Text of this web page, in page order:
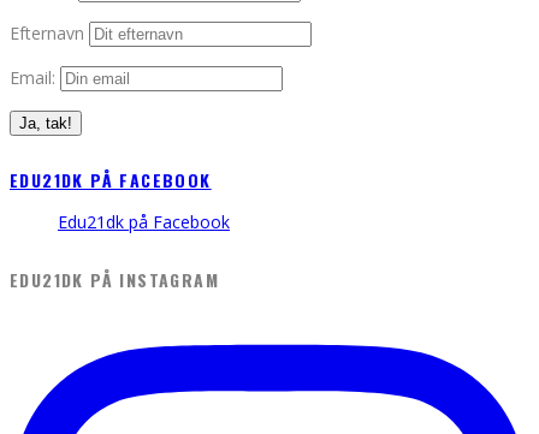
Efternavn
Email:
EDU21DK PÅ FACEBOOK
Edu21dk på Facebook
EDU21DK PÅ INSTAGRAM